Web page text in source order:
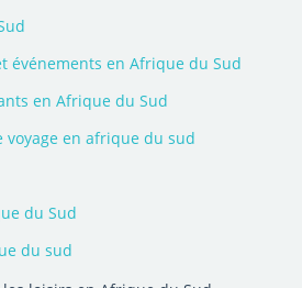
événements en Afrique du Sud
en Afrique du Sud
en afrique du sud
du Sud
du sud